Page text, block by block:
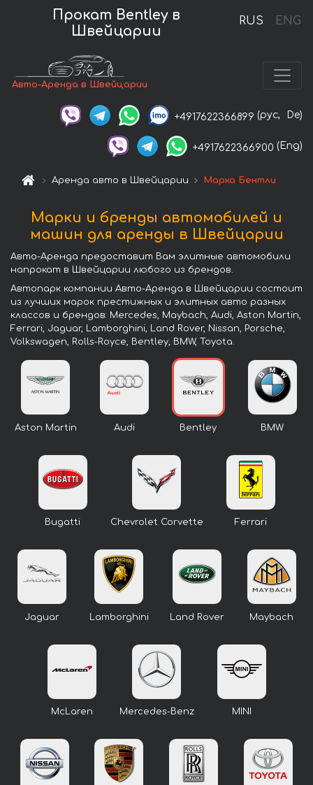
RUS ENG
Прокат Bentley в
Швейцарии
Авто-Аренда в Швейцарии
+4917622366899 (рус, De)
+4917622366900 (Eng)
Аренда авто в Швейцарии Марка Бентли
Марки и бренды автомобилей и
машин для аренды в Швейцарии
Авто-Аренда предоставит Вам элитные автомобили
напрокат в Швейцарии любого из брендов.
Автопарк компании Авто-Аренда в Швейцарии состоит
из лучших марок престижных и элитных авто разных
классов и брендов: Mercedes, Maybach, Audi, Aston Martin,
Ferrari, Jaguar, Lamborghini, Land Rover, Nissan, Porsche,
Volkswagen, Rolls-Royce, Bentley, BMW, Toyota.
Aston Martin Audi Bentley BMW
Bugatti Chevrolet Corvette Ferrari
Jaguar Lamborghini Land Rover Maybach
McLaren Mercedes-Benz MINI